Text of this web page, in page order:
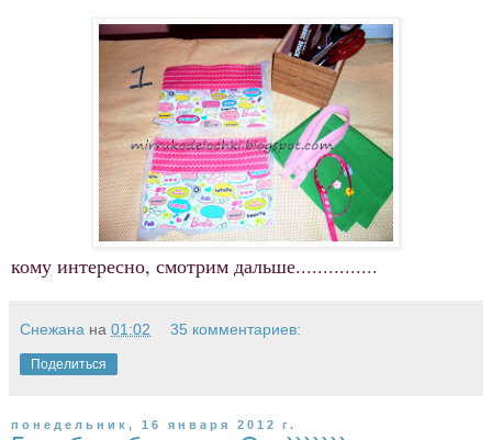
кому интересно, смотрим дальше...............
Снежана на 01:02 35 комментариев:
Поделиться
понедельник, 16 января 2012 г.